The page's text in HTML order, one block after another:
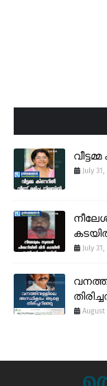
July
July
August